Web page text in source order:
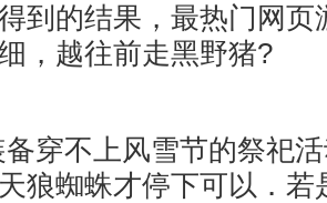
到的结果，最热门网页
，越往前走黑野猪?
穿不上风雪节的祭祀
狼蜘蛛才停下可以．若